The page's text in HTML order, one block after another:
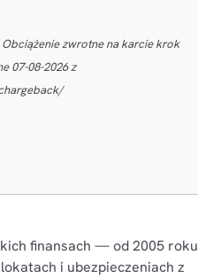
zwrotne na karcie krok
07-08-2026 z
finansach — od 2005 roku
i ubezpieczeniach z